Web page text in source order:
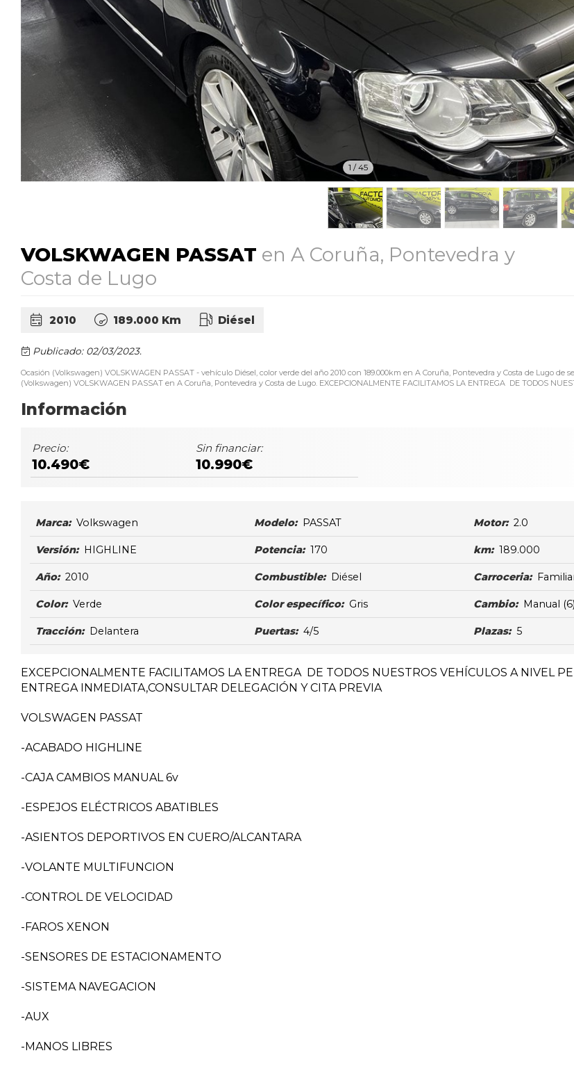
1 /45
VOLSKWAGEN PASSAT en A Coruña, Pontevedra y
Costa de Lugo
2010 189.000 Km Diésel
Publicado: 02/03/2023.
Ocasión (Volkswagen) VOLSKWAGEN PASSAT - vehículo Diésel, color verde del año 2010 con 189.000km en A Coruña, Pontevedra y Costa de Lugo de
(Volkswagen) VOLSKWAGEN PASSAT en A Coruña, Pontevedra y Costa de Lugo. EXCEPCIONALMENTE FACILITAMOS LA ENTREGA DE TODOS
Información
Precio:
10.490€
Sin financiar:
10.990€
Marca: Volkswagen Modelo: PASSAT Motor: 2.0
Versión: HIGHLINE Potencia: 170 km: 189.000
Año: 2010 Combustible: Diésel Carroceria:
Color: Verde Color específico: Gris Cambio: Manual (6)
Tracción: Delantera Puertas: 4/5 Plazas: 5
EXCEPCIONALMENTE FACILITAMOS LA ENTREGA DE TODOS NUESTROS VEHÍCULOS A NIVEL
ENTREGA INMEDIATA,CONSULTAR DELEGACIÓN Y CITA PREVIA
VOLSWAGEN PASSAT
-ACABADO HIGHLINE
-CAJA CAMBIOS MANUAL 6v
-ESPEJOS ELÉCTRICOS ABATIBLES
-ASIENTOS DEPORTIVOS EN CUERO/ALCANTARA
-VOLANTE MULTIFUNCION
-CONTROL DE VELOCIDAD
-FAROS XENON
-SENSORES DE ESTACIONAMENTO
-SISTEMA NAVEGACION
-AUX
-MANOS LIBRES